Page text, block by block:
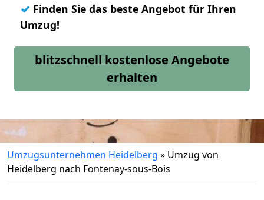
✓ Finden Sie das beste Angebot für Ihren
Umzug!
blitzschnell kostenlose Angebote
erhalten
Umzugsunternehmen Heidelberg » Umzug von
Heidelberg nach Fontenay-sous-Bois